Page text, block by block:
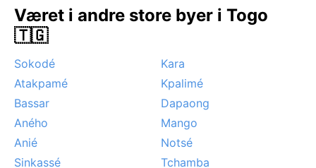
Været i andre store byer i Togo
🇹🇬
Sokodé
Kara
Atakpamé
Kpalimé
Bassar
Dapaong
Aného
Mango
Anié
Notsé
Sinkassé
Tchamba